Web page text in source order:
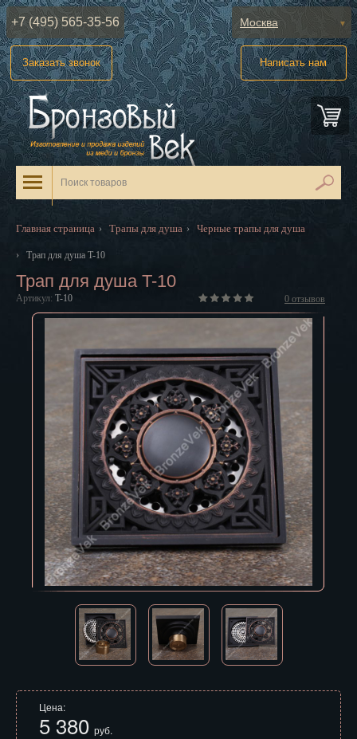
+7 (495) 565-35-56 Москва
Абакан
Анадырь
Архангельск
Астрахань
Великий Новгород
Владивосток
Владикавказ
Владимир
Волгоград
Вологда
Воронеж
Горно-Алтайск
Дзержинск
Екатеринбург
Зеленоград
Заказать звонок Написать нам
Главная страница › Трапы для душа › Черные трапы для душа
› Трап для душа T-10
Трап для душа T-10
Артикул: T-10 0 отзывов
Цена:
5 380 руб.